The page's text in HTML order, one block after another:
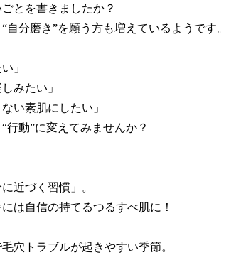
とを書きましたか？
分磨き”を願う方も増えているようです。
」
みたい」
い素肌にしたい」
行動”に変えてみませんか？
近づく習慣」。
は自信の持てるつるすべ肌に！
穴トラブルが起きやすい季節。